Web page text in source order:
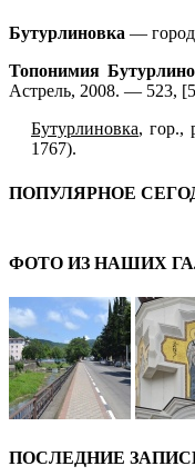
Бутурлиновка — город
Топонимия
Астрель, 2008. — 523,
Бутурлиновка, гор.,
1767).
ПОПУЛЯРНОЕ
ФОТО ИЗ НАШИХ
ПОСЛЕДНИЕ